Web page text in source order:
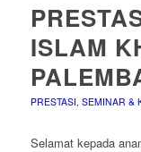
ISLAM
PRESTASI, SEMINAR &
Selamat kepada